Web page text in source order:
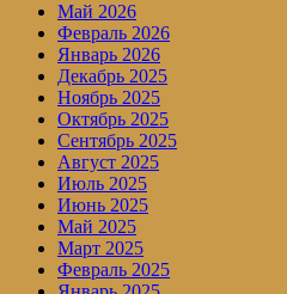
Май 2026
Февраль 2026
Январь 2026
Декабрь 2025
Ноябрь 2025
Октябрь 2025
Сентябрь 2025
Август 2025
Июль 2025
Июнь 2025
Май 2025
Март 2025
Февраль 2025